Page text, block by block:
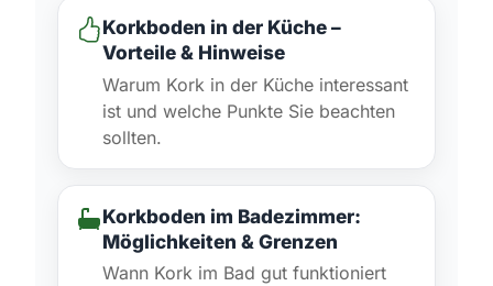
Korkboden in der Küche –
Vorteile & Hinweise
Warum Kork in der Küche interessant
ist und welche Punkte Sie beachten
sollten.
Korkboden im Badezimmer:
Möglichkeiten & Grenzen
Wann Kork im Bad gut funktioniert